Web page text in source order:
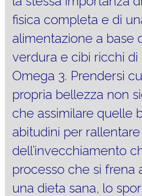
fisica completa e di
alimentazione a base
verdura e cibi ricchi di
Omega 3. Prendersi
propria bellezza non
che assimilare quelle
abitudini per
dell’invecchiamento
processo che si frena
una dieta sana, lo